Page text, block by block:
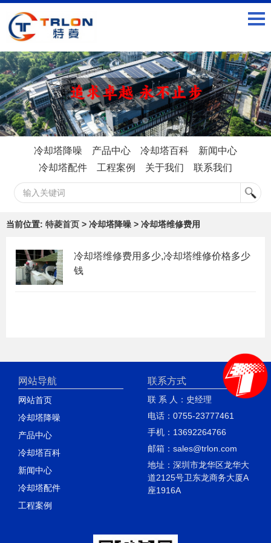
冷却塔降噪 产品中心 冷却塔百科
新闻中心
冷却塔配件
工程案例 关于我们 联系我们
当前位置: 特菱首页 > 冷却塔降噪 > 冷却塔维修费用
冷却塔维修费用多少,冷却塔维修价格多少
钱
网站导航
网站首页
冷却塔降噪
产品中心
冷却塔百科
新闻中心
冷却塔配件
工程案例
联系方式
联 系 人：史经理
电话：0755-23777461
手机：13692264766
邮箱：sales@trlon.com
地址：深圳市龙华区龙华大
道2125号卫东龙商务大厦A
座1916A